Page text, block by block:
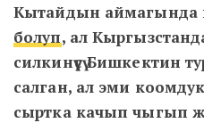
Кытайдын аймагында
болуп, ал
силкинүүсү Бишкектин
салган, ал эми коомдук
сыртка качып чыгып